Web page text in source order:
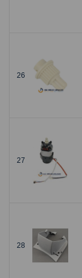
26
27
28